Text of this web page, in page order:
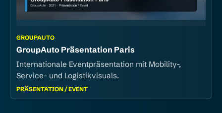
GROUPAUTO
GroupAuto Präsentation Paris
Internationale Eventpräsentation mit Mobility-,
Service- und Logistikvisuals.
PRÄSENTATION / EVENT